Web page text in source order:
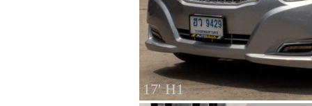
17' H1